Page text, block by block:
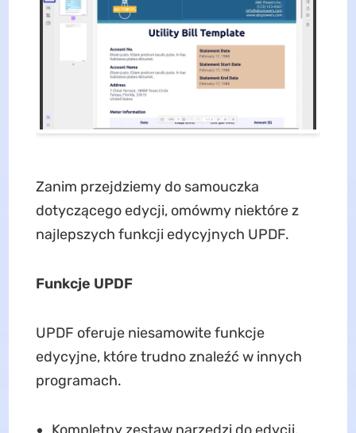
Zanim przejdziemy do samouczka
dotyczącego edycji, omówmy niektóre z
najlepszych funkcji edycyjnych UPDF.
Funkcje UPDF
UPDF oferuje niesamowite funkcje
edycyjne, które trudno znaleźć w innych
programach.